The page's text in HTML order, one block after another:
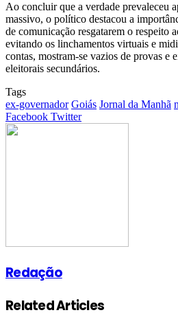
Ao concluir que a verdade prevaleceu
massivo, o político destacou a
de comunicação resgatarem o respeito
evitando os linchamentos virtuais e
contas, mostram-se vazios de provas e
eleitorais secundários.
Tags
ex-governador Goiás Jornal da Manhã
Facebook TwitterGoogle+
LinkedIn
StumbleUpon
Tumblr
Pinterest
Reddit
VKontakte
Share
Print
Redação
Related Articles